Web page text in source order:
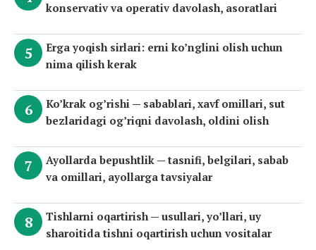
konservativ va operativ davolash, asoratlari
Erga yoqish sirlari: erni ko’nglini olish uchun
nima qilish kerak
Ko’krak og’rishi — sabablari, xavf omillari, sut
bezlaridagi og’riqni davolash, oldini olish
Ayollarda bepushtlik — tasnifi, belgilari, sabab
va omillari, ayollarga tavsiyalar
Tishlarni oqartirish — usullari, yo’llari, uy
sharoitida tishni oqartirish uchun vositalar